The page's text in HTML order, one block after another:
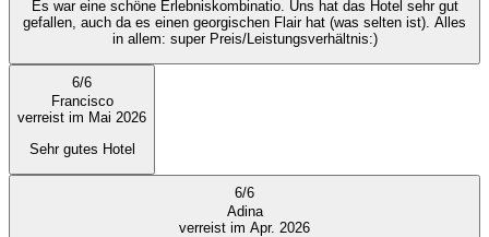
Es war eine schöne Erlebniskombinatio. Uns hat das Hotel sehr gut
gefallen, auch da es einen georgischen Flair hat (was selten ist). Alles
in allem: super Preis/Leistungsverhältnis:)
6/6
Francisco
verreist im Mai 2026
Sehr gutes Hotel
6/6
Adina
verreist im Apr. 2026